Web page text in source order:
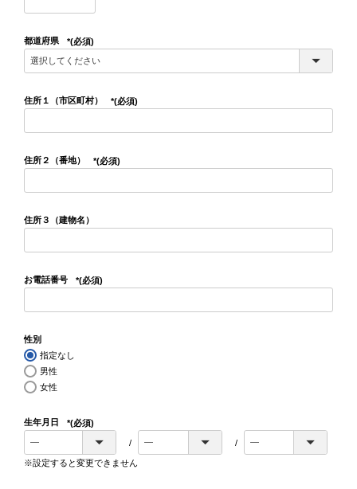
都道府県 (必須)
住所１（市区町村） (必須)
住所２（番地） (必須)
住所３（建物名）
お電話番号 (必須)
性別
指定なし
男性
女性
生年月日 (必須)
※設定すると変更できません